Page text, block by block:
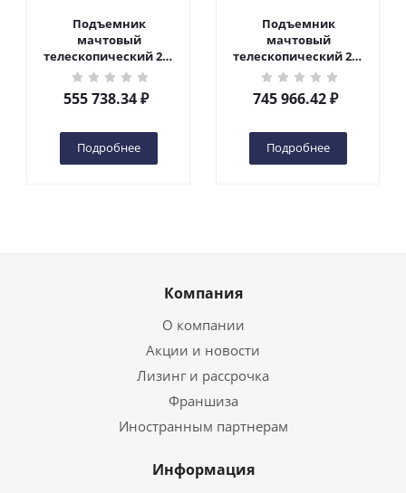
Подъемник
мачтовый
телескопический 200
кг 6 м TOR GTWY6-200S
DC 2-мачтовый
(автономный) (G) в
555 738.34₽
Подробнее
Подъемник
мачтовый
телескопический 200
кг 10 м TOR GTWY10-
200S DC 2-мачтовый
(автономный) (N) в
745 966.42₽
Подробнее
Компания
О компании
Акции и новости
Лизинг и рассрочка
Франшиза
Иностранным партнерам
Информация